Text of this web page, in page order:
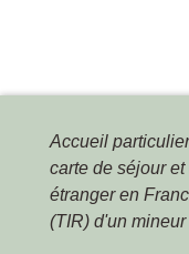
Accueil
carte de séjour
étranger en
(TIR) d'un